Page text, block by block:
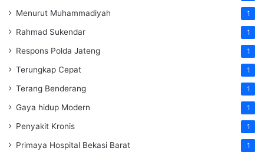
Menurut Muhammadiyah 1
Rahmad Sukendar 1
Respons Polda Jateng 1
Terungkap Cepat 1
Terang Benderang 1
Gaya hidup Modern 1
Penyakit Kronis 1
Primaya Hospital Bekasi Barat 1